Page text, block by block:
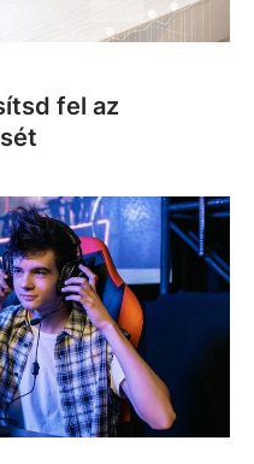
fel az